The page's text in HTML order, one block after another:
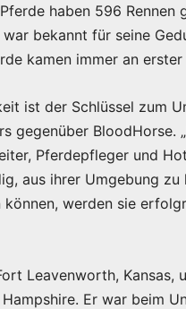
haben 596 Rennen
bekannt für seine
kamen immer an erster
ist der Schlüssel zum
gegenüber BloodHorse.
Pferdepfleger und
aus ihrer Umgebung
werden sie
Leavenworth, Kansas,
Er war beim